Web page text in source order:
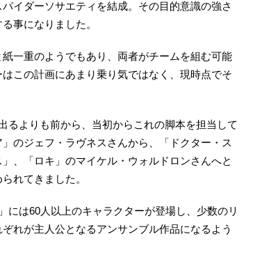
イダーソサエティを結成。その目的意識の強さ
事になりました。
一重のようでもあり、両者がチームを組む可能
この計画にあまり乗り気ではなく、現時点でそ
るよりも前から、当初からこれの脚本を担当して
のジェフ・ラヴネスさんから、「ドクター・ス
、「ロキ」のマイケル・ウォルドロンさんへと
れてきました。
には60人以上のキャラクターが登場し、少数のリ
れが主人公となるアンサンブル作品になるよう